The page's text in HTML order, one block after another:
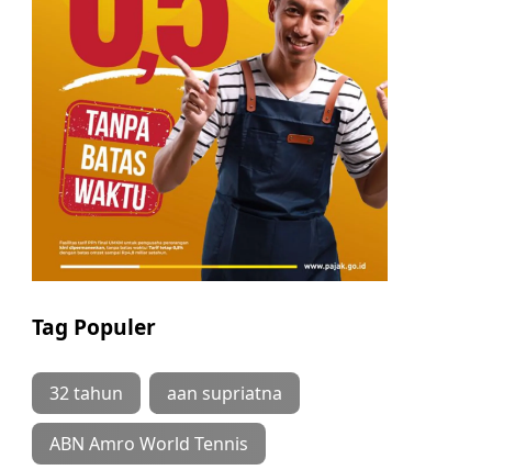
Tag Populer
32 tahun aan supriatna
ABN Amro World Tennis